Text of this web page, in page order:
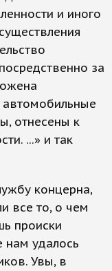
и иного
за
отнесены к
...» и так
концерна,
все то, о чем
происки
нам удалось
Увы, в